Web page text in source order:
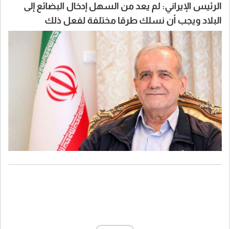
الرئيس الإيراني: لم يعد من السهل إدخال البضائع إلى
البلاد ويجب أن نسلك طرقا مختلفة لفعل ذلك